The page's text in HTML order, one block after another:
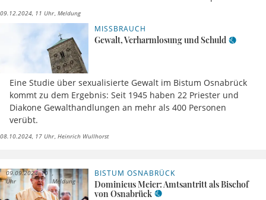
09.12.2024, 11 Uhr Meldung
MISSBRAUCH
Gewalt, Verharmlosung und Schuld
Eine Studie über sexualisierte Gewalt im Bistum Osnabrück
kommt zu dem Ergebnis: Seit 1945 haben 22 Priester und
Diakone Gewalthandlungen an mehr als 400 Personen
verübt.
08.10.2024, 17 Uhr Heinrich Wullhorst
BISTUM OSNABRÜCK
Dominicus Meier: Amtsantritt als Bischof
von Osnabrück
09.09.2024, 10
Uhr
Meldung